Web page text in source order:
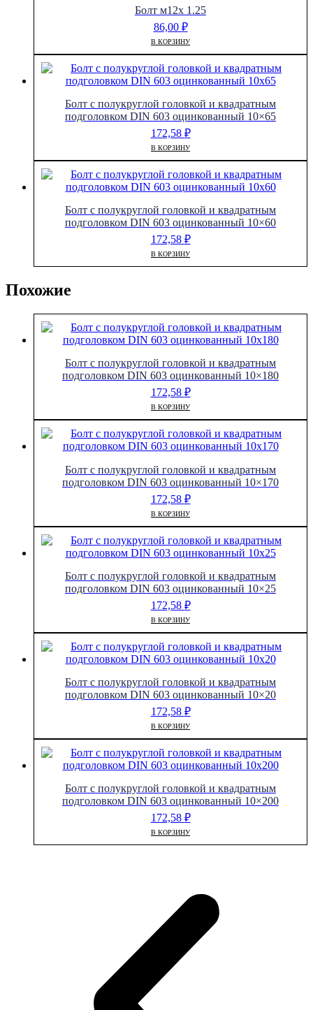
Болт м12х 1.25
86,00 ₽
В КОРЗИНУ
Болт с полукруглой головкой и квадратным
подголовком DIN 603 оцинкованный 10×65
172,58 ₽
В КОРЗИНУ
Болт с полукруглой головкой и квадратным
подголовком DIN 603 оцинкованный 10×60
172,58 ₽
В КОРЗИНУ
Похожие
Болт с полукруглой головкой и квадратным
подголовком DIN 603 оцинкованный 10×180
172,58 ₽
В КОРЗИНУ
Болт с полукруглой головкой и квадратным
подголовком DIN 603 оцинкованный 10×170
172,58 ₽
В КОРЗИНУ
Болт с полукруглой головкой и квадратным
подголовком DIN 603 оцинкованный 10×25
172,58 ₽
В КОРЗИНУ
Болт с полукруглой головкой и квадратным
подголовком DIN 603 оцинкованный 10×20
172,58 ₽
В КОРЗИНУ
Болт с полукруглой головкой и квадратным
подголовком DIN 603 оцинкованный 10×200
172,58 ₽
В КОРЗИНУ